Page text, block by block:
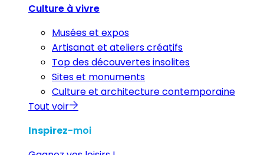
Culture à vivre
Musées et expos
Artisanat et ateliers créatifs
Top des découvertes insolites
Sites et monuments
Culture et architecture contemporaine
Tout voir
Inspirez-moi